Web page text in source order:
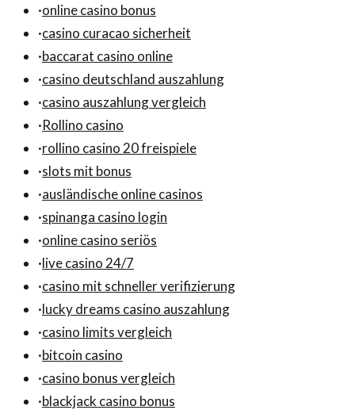
·online casino bonus
·casino curacao sicherheit
·baccarat casino online
·casino deutschland auszahlung
·casino auszahlung vergleich
·Rollino casino
·rollino casino 20 freispiele
·slots mit bonus
·ausländische online casinos
·spinanga casino login
·online casino seriös
·live casino 24/7
·casino mit schneller verifizierung
·lucky dreams casino auszahlung
·casino limits vergleich
·bitcoin casino
·casino bonus vergleich
·blackjack casino bonus